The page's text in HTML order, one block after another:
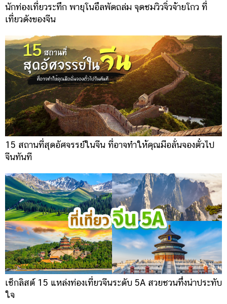
นักท่องเที่ยวระทึก พายุโนอึลพัดถล่ม จุดชมวิวจิ่วจ้ายโกว ที่
เที่ยวดังของจีน
15 สถานที่สุดอัศจรรย์ในจีน ที่อาจทำให้คุณมือลั่นจองตั๋วไป
จีนทันที
เช็กลิสต์ 15 แหล่งท่องเที่ยวจีนระดับ 5A สวยชวนทึ่งน่าประทับ
ใจ